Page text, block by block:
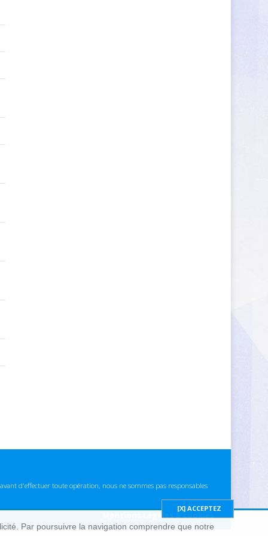
d'effectuer toute opération, nous ne sommes pas responsables
Mentions Légales & cookies
Par poursuivre la navigation comprendre que notre